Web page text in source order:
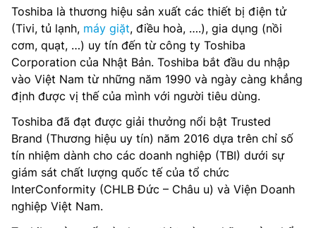
Toshiba là thương hiệu sản xuất các thiết bị điện tử
(Tivi, tủ lạnh, máy giặt, điều hoà, ….), gia dụng (nồi
cơm, quạt, …) uy tín đến từ công ty Toshiba
Corporation của Nhật Bản. Toshiba bắt đầu du nhập
vào Việt Nam từ những năm 1990 và ngày càng khẳng
định được vị thế của mình với người tiêu dùng.
Toshiba đã đạt được giải thưởng nổi bật Trusted
Brand (Thương hiệu uy tín) năm 2016 dựa trên chỉ số
tín nhiệm dành cho các doanh nghiệp (TBI) dưới sự
giám sát chất lượng quốc tế của tổ chức
InterConformity (CHLB Đức – Châu u) và Viện Doanh
nghiệp Việt Nam.